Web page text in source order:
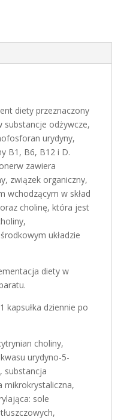
diety przeznaczony
substancje odżywcze,
urydyny,
B1, B6, B12 i D.
zawiera
związek organiczny,
wchodzącym w skład
cholinę, która jest
układzie
diety w
1 kapsułka dziennie po
choliny,
urydyno-5-
substancja
mikrokrystaliczna,
sole